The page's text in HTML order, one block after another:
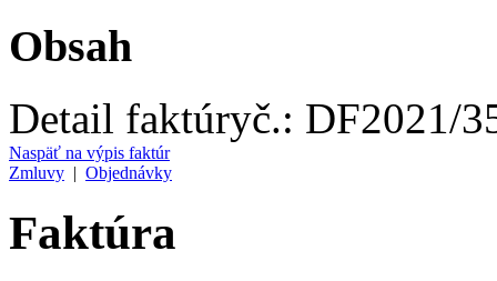
Obsah
Detail faktúryč.: DF2021/
Naspäť na výpis faktúr
Zmluvy | Objednávky
Faktúra